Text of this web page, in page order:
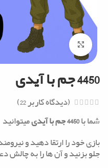
Click to enlarge
4450 جم با آیدی
(دیدگاه کاربر22
)
شما با4450 جم با آیدی
میتوانید
بازی خود را ارتقا دهید و
جلو بزنید و آن ها را به چالش